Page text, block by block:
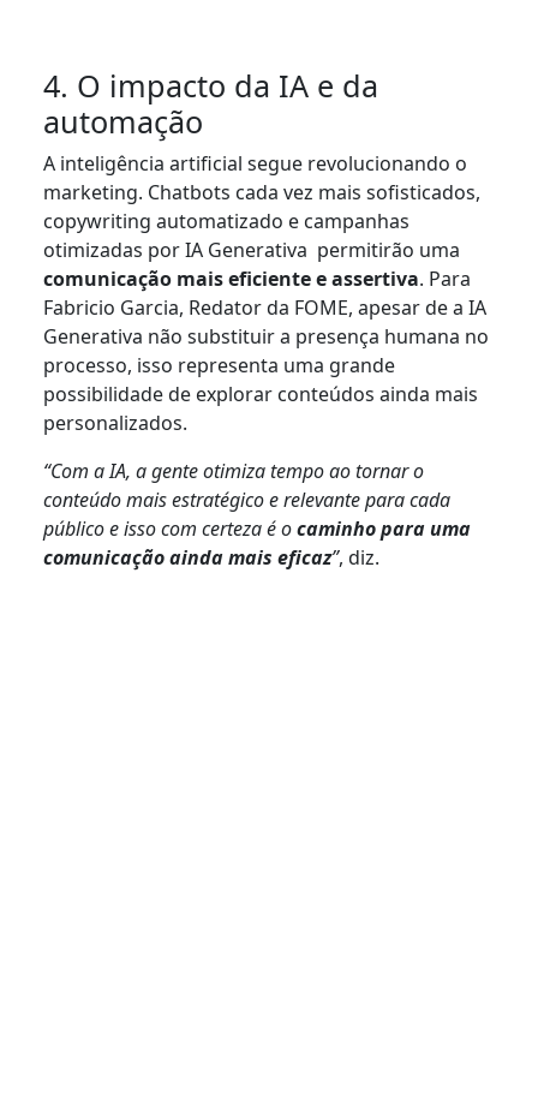
4. O impacto da IA e da
automação
A inteligência artificial segue revolucionando o
marketing. Chatbots cada vez mais sofisticados,
copywriting automatizado e campanhas
otimizadas por IA Generativa permitirão uma
comunicação mais eficiente e assertiva. Para
Fabricio Garcia, Redator da FOME, apesar de a IA
Generativa não substituir a presença humana no
processo, isso representa uma grande
possibilidade de explorar conteúdos ainda mais
personalizados.
“Com a IA, a gente otimiza tempo ao tornar o
conteúdo mais estratégico e relevante para cada
público e isso com certeza é ocaminho para uma
comunicação ainda mais eficaz”, diz.